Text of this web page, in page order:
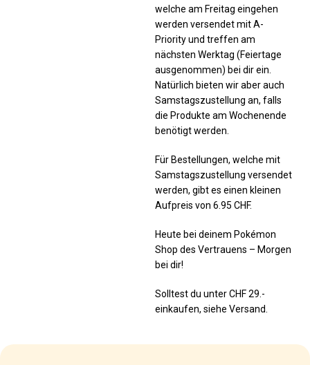
welche am Freitag eingehen
werden versendet mit A-
Priority und treffen am
nächsten Werktag (Feiertage
ausgenommen) bei dir ein.
Natürlich bieten wir aber auch
Samstagszustellung an, falls
die Produkte am Wochenende
benötigt werden.
Für Bestellungen, welche mit
Samstagszustellung versendet
werden, gibt es einen kleinen
Aufpreis von 6.95 CHF.
Heute bei deinem Pokémon
Shop des Vertrauens – Morgen
bei dir!
Solltest du unter CHF 29.-
einkaufen, siehe Versand.